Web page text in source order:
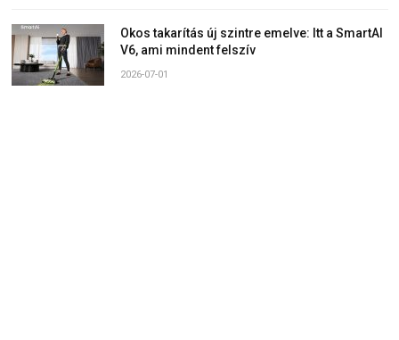
Okos takarítás új szintre emelve: Itt a SmartAI
V6, ami mindent felszív
2026-07-01